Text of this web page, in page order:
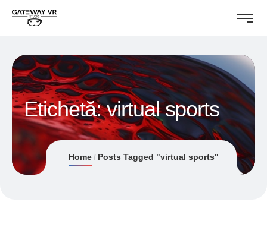
Etichetă:virtual sports
Home Posts Tagged "virtual sports"